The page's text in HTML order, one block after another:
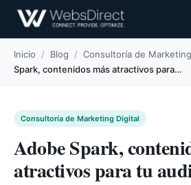
Inicio / Blog / Consultoría de
Spark, contenidos más atractivos para…
Consultoría de Marketing Digital
Adobe Spark,
atractivos para tu